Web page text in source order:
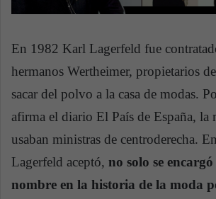
En 1982 Karl Lagerfeld fue
hermanos Wertheimer, propietarios
sacar del polvo a la casa de modas.
afirma el diario El País de España, la
usaban ministras de centroderecha.
Lagerfeld aceptó, no solo se
nombre en la historia de la moda